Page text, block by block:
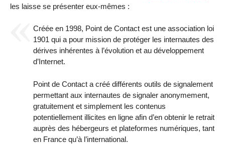
les laisse se présenter eux-mêmes :
Créée en 1998, Point de Contact est une association loi
1901 qui a pour mission de protéger les internautes des
dérives inhérentes à l’évolution et au développement
d’Internet.
Point de Contact a créé différents outils de signalement
permettant aux internautes de signaler anonymement,
gratuitement et simplement les contenus
potentiellement illicites en ligne afin d’en obtenir le retrait
auprès des hébergeurs et plateformes numériques, tant
en France qu’à l’international.